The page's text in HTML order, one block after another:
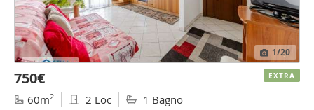
1/20
750€
60m2 2 Loc 1 Bagno
EXTRA